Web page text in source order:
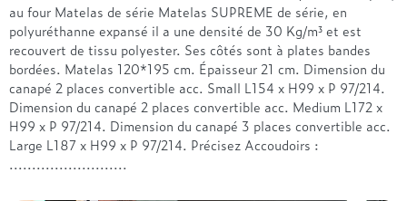
au four Matelas de série Matelas SUPREME de série, en
polyuréthanne expansé il a une densité de 30 Kg/m³ et est
recouvert de tissu polyester. Ses côtés sont à plates bandes
bordées. Matelas 120*195 cm. Épaisseur 21 cm. Dimension du
canapé 2 places convertible acc. Small L154 x H99 x P 97/214.
Dimension du canapé 2 places convertible acc. Medium L172 x
H99 x P 97/214. Dimension du canapé 3 places convertible acc.
Large L187 x H99 x P 97/214. Précisez Accoudoirs :
..........................